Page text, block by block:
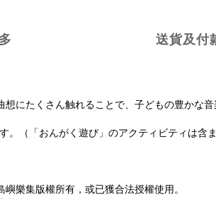
送貨及付
にたくさん触れることで、子どもの豊かな音
（「おんがく遊び」のアクティビティは含ま
樂集版權所有，或已獲合法授權使用。